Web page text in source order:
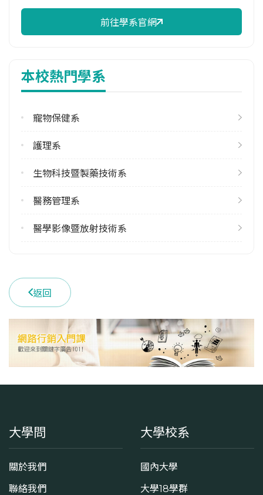
113學年度上學期
113學年度下學期
1
學系電話
新竹市香山區元培街306號
前往學系官網
本校熱門學系
寵物保健系
護理系
生物科技暨製藥技術系
醫務管理系
醫學影像暨放射技術系
返回
大學問
關於我們
聯絡我們
大學校系
國內大學
大學18學群